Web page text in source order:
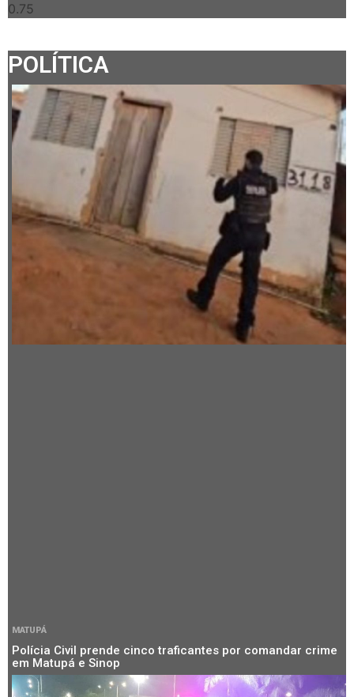
POLÍTICA
MATUPÁ
Polícia Civil prende cinco traficantes por comandar crime
em Matupá e Sinop